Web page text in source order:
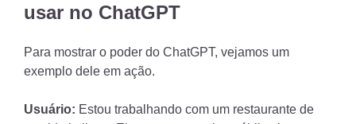
usar no ChatGPT
Para mostrar o poder do ChatGPT, vejamos um
exemplo dele em ação.
Usuário: Estou trabalhando com um restaurante de